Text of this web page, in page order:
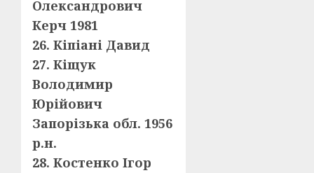
Олександрович
Керч 1981
26. Кіпіані Давид
27. Кіщук
Володимир
Юрійович
Запорізька обл. 1956
р.н.
28. Костенко Ігор